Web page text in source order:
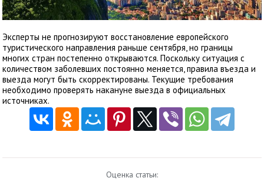
Эксперты не прогнозируют восстановление европейского
туристического направления раньше сентября, но границы
многих стран постепенно открываются. Поскольку ситуация с
количеством заболевших постоянно меняется, правила въезда и
выезда могут быть скорректированы. Текущие требования
необходимо проверять накануне выезда в официальных
источниках.
Оценка статьи: